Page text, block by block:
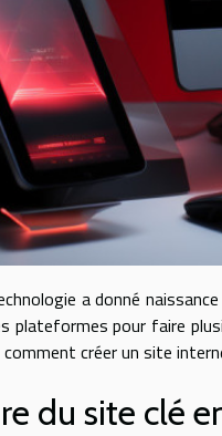
a donné
plateformes pour faire
créer un site
du site clé